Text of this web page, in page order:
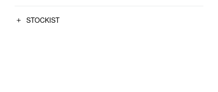
STOCKIST